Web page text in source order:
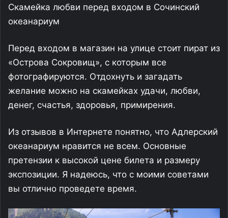
Скамейка любви перед входом в Сочинский
океанариум
Перед входом в магазин на улице стоит пират из
«Острова Сокровищ», с которым все
фотографируются. Отдохнуть и загадать
желание можно на скамейках удачи, любви,
денег, счастья, здоровья, примирения.
Из отзывов в Интернете понятно, что Адлерский
океанариум нравится не всем. Основные
претензии к высокой цене билета и размеру
экспозиции. Я надеюсь, что с моими советами
вы отлично проведете время.